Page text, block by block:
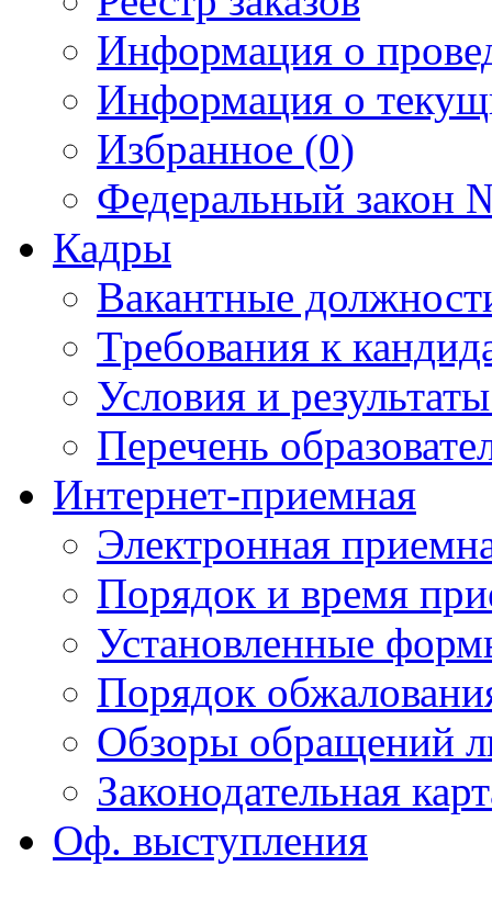
Информация о
Информация о
Избранное (0)
Федеральный закон
Кадры
Вакантные
Требования к
Условия и
Перечень
Интернет-приемная
Электронная
Порядок и время
Установленные
Порядок
Обзоры обращений
Законодательная
Оф. выступления